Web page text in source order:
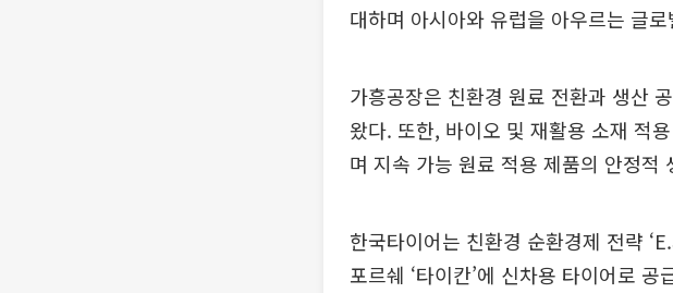
대하며 아시아와 유럽을 아우르는 글
가흥공장은 친환경 원료 전환과 생산
왔다. 또한, 바이오 및 재활용 소재 적
며 지속 가능 원료 적용 제품의 안정적
한국타이어는 친환경 순환경제 전략
포르쉐 ‘타이칸’에 신차용 타이어로